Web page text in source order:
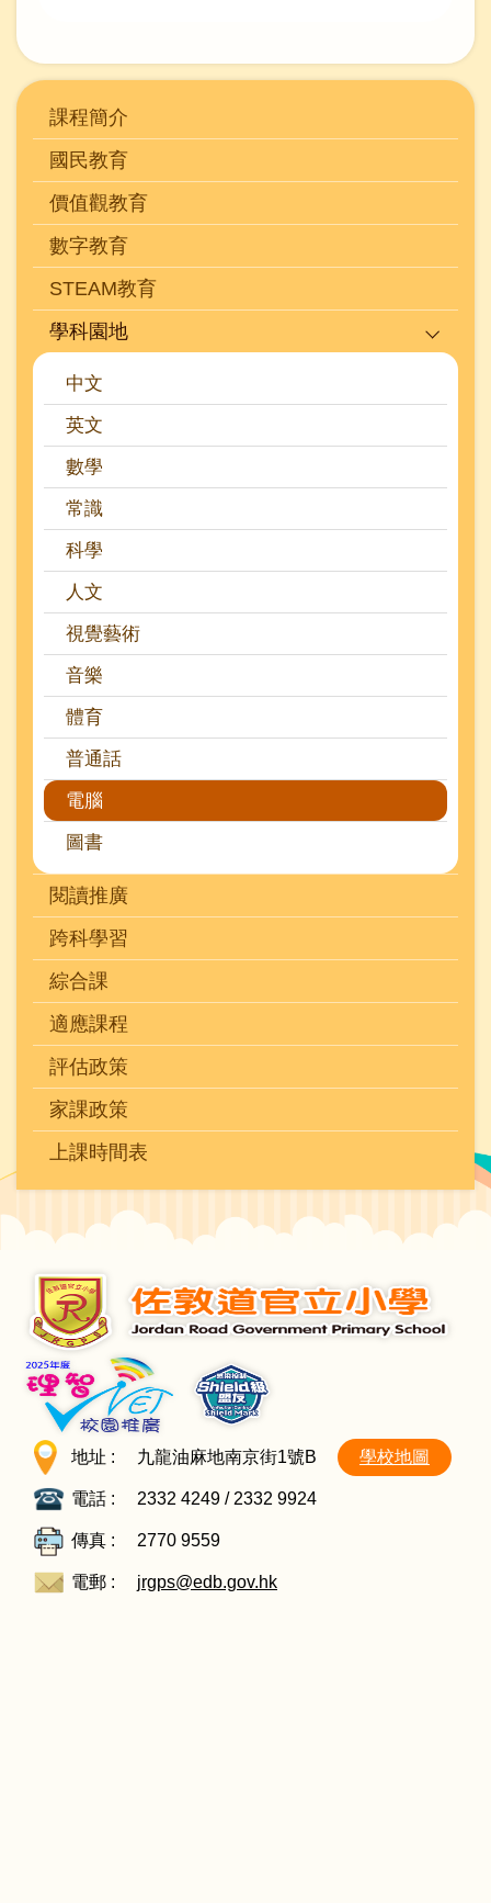
Main
navigation
(學
科)
課程簡介
國民教育
價值觀教育
數字教育
STEAM教育
學科園地
中文
英文
數學
常識
科學
人文
視覺藝術
音樂
體育
普通話
電腦
圖書
閱讀推廣
跨科學習
綜合課
適應課程
評估政策
家課政策
上課時間表
地址 : 九龍油麻地南京街1號B 學校地圖
電話 : 2332 4249 / 2332 9924
傳真 : 2770 9559
電郵 : jrgps@edb.gov.hk